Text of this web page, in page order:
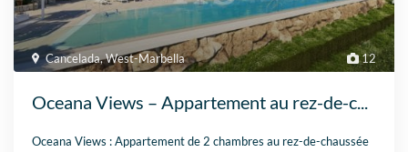
12
Cancelada,West-Marbella
Oceana Views – Appartement au rez-de-c...
Oceana Views : Appartement de 2 chambres au rez-de-chaussée